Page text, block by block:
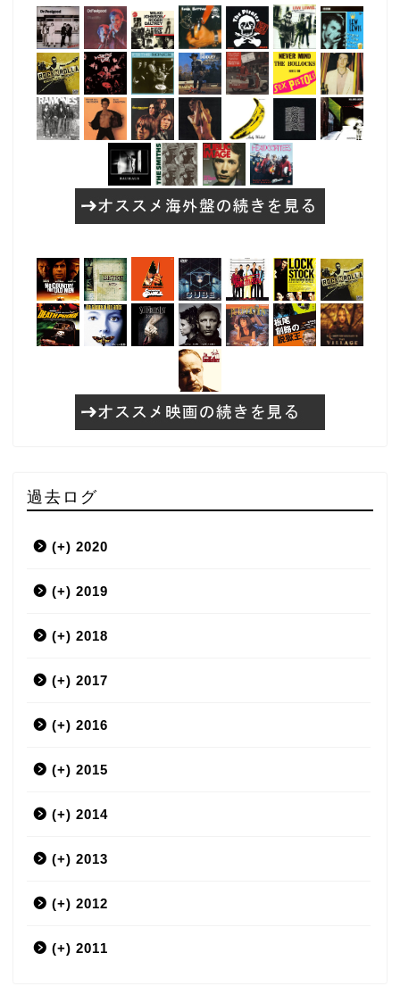
過去ログ
(+) 2020
3月
(+) 2019
12月
9月
7月
6月
5月
4月
3月
2月
(+) 2018
12月
11月
10月
9月
8月
7月
6月
(+) 2017
12月
11月
10月
9月
8月
7月
(+) 2016
12月
11月
10月
9月
8月
(+) 2015
12月
11月
10月
9月
(+) 2014
12月
11月
10月
(+) 2013
12月
11月
(+) 2012
12月
(+) 2011